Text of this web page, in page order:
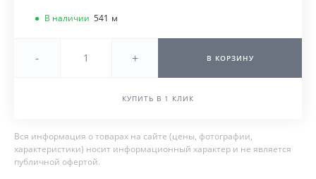
В наличии 541 м
- + В КОРЗИНУ
КУПИТЬ В 1 КЛИК
Вся информация о товарах на сайте (цены, фотографии,
характеристики) носит информационный характер и не является
публичной офертой.